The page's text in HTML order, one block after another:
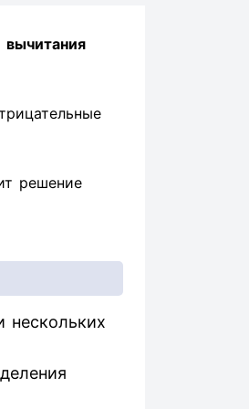
вычитания
решение
нескольких